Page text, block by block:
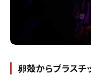
卵殻からプラスチ